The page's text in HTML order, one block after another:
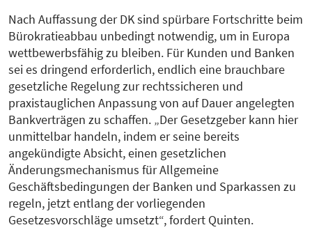
Nach Auffassung der DK sind spürbare Fortschritte beim
Bürokratieabbau unbedingt notwendig, um in Europa
wettbewerbsfähig zu bleiben. Für Kunden und Banken
sei es dringend erforderlich, endlich eine brauchbare
gesetzliche Regelung zur rechtssicheren und
praxistauglichen Anpassung von auf Dauer angelegten
Bankverträgen zu schaffen. „Der Gesetzgeber kann hier
unmittelbar handeln, indem er seine bereits
angekündigte Absicht, einen gesetzlichen
Änderungsmechanismus für Allgemeine
Geschäftsbedingungen der Banken und Sparkassen zu
regeln, jetzt entlang der vorliegenden
Gesetzesvorschläge umsetzt“, fordert Quinten.